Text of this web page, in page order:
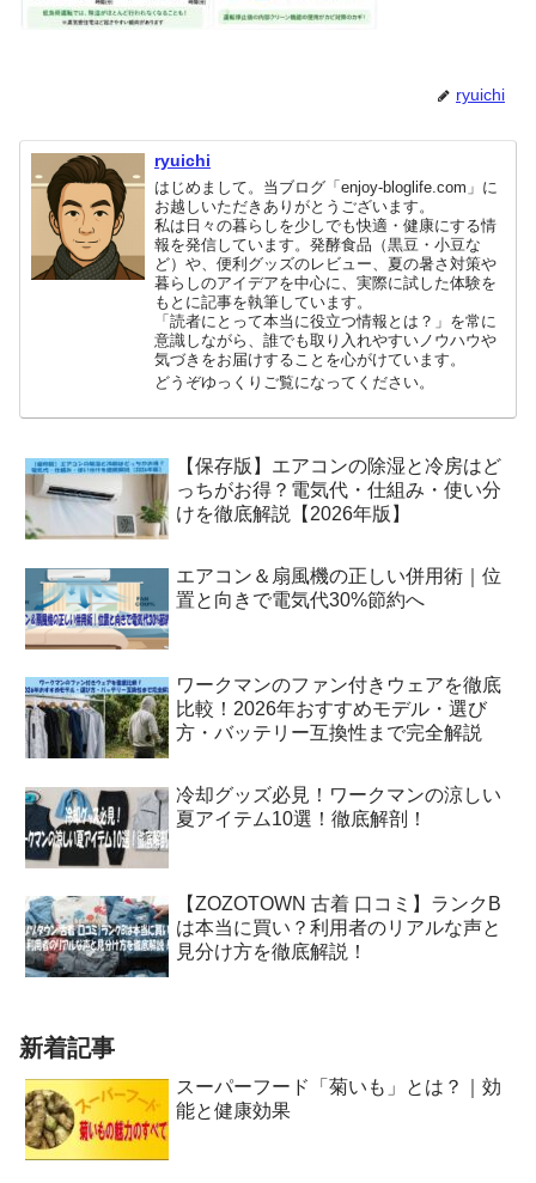
ryuichi
ryuichi
はじめまして。当ブログ「enjoy-bloglife.com」に
お越しいただきありがとうございます。
私は日々の暮らしを少しでも快適・健康にする情
報を発信しています。発酵食品（黒豆・小豆な
ど）や、便利グッズのレビュー、夏の暑さ対策や
暮らしのアイデアを中心に、実際に試した体験を
もとに記事を執筆しています。
「読者にとって本当に役立つ情報とは？」を常に
意識しながら、誰でも取り入れやすいノウハウや
気づきをお届けすることを心がけています。
どうぞゆっくりご覧になってください。
【保存版】エアコンの除湿と冷房はど
っちがお得？電気代・仕組み・使い分
けを徹底解説【2026年版】
エアコン＆扇風機の正しい併用術｜位
置と向きで電気代30%節約へ
ワークマンのファン付きウェアを徹底
比較！2026年おすすめモデル・選び
方・バッテリー互換性まで完全解説
冷却グッズ必見！ワークマンの涼しい
夏アイテム10選！徹底解剖！
【ZOZOTOWN 古着 口コミ】ランクB
は本当に買い？利用者のリアルな声と
見分け方を徹底解説！
新着記事
スーパーフード「菊いも」とは？｜効
能と健康効果